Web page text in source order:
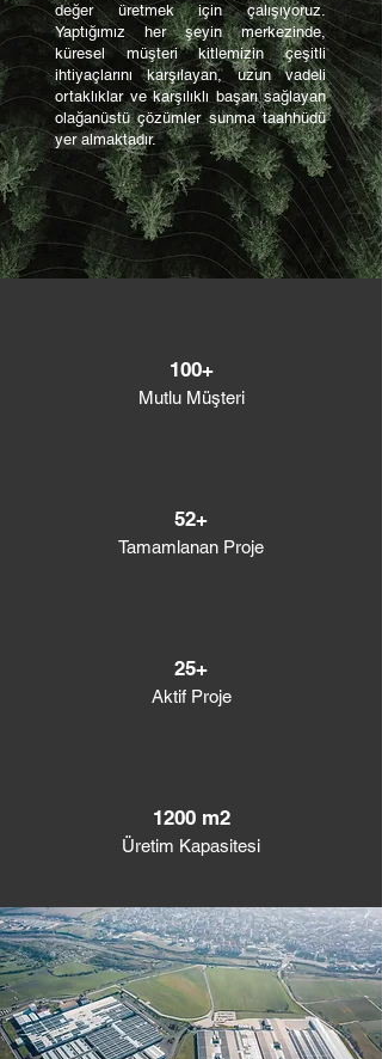
değer üretmek için çalışıyoruz.
Yaptığımız her şeyin merkezinde,
küresel müşteri kitlemizin çeşitli
ihtiyaçlarını karşılayan, uzun vadeli
ortaklıklar ve karşılıklı başarı sağlayan
olağanüstü çözümler sunma taahhüdü
yer almaktadır.
100+
Mutlu Müşteri
52+
Tamamlanan Proje
25+
Aktif Proje
1200 m2
Üretim Kapasitesi